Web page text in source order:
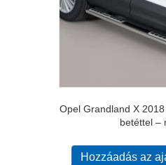
Opel Grandland X
betéttel –
Hozzáadás az